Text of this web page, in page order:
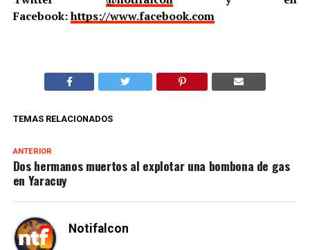
Facebook:https://www.facebook.com
TEMAS RELACIONADOS
ANTERIOR
Dos hermanos muertos al explotar una bombona de gas
en Yaracuy
Notifalcon